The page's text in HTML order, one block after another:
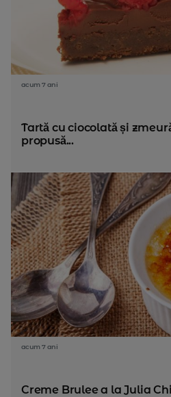
acum 7 ani
Tartă cu ciocolată și
propusă...
acum 7 ani
Creme Brulee a la Julia